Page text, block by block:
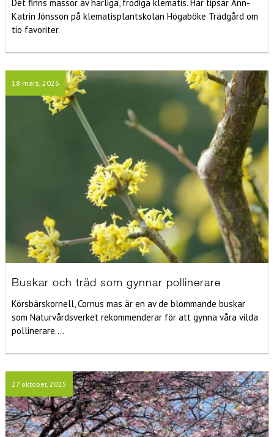
Det finns massor av härliga, frodiga klematis. Här tipsar Ann-
Katrin Jönsson på klematisplantskolan Högaböke Trädgård om
tio favoriter.
18 mars, 2026
Buskar och träd som gynnar pollinerare
Körsbärskornell, Cornus mas är en av de blommande buskar
som Naturvårdsverket rekommenderar för att gynna våra vilda
pollinerare....
27 oktober, 2025